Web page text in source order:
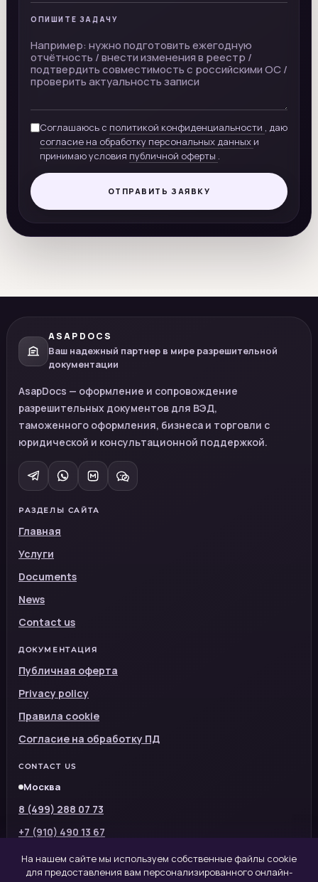
ОПИШИТЕ ЗАДАЧУ
Соглашаюсь с политикой конфиденциальности , даю
согласие на обработку персональных данных и
принимаю условия публичной оферты .
ОТПРАВИТЬ ЗАЯВКУ
ASAPDOCS
Ваш надежный партнер в мире разрешительной
документации
AsapDocs — оформление и сопровождение
разрешительных документов для ВЭД,
таможенного оформления, бизнеса и торговли с
юридической и консультационной поддержкой.
РАЗДЕЛЫ САЙТА
Главная
Услуги
Documents
News
Contact us
ДОКУМЕНТАЦИЯ
Публичная оферта
Privacy policy
Правила cookie
Согласие на обработку ПД
CONTACT US
Москва
8 (499) 288 07 73
+7 (910) 490 13 67
info@asapdocs.ru
На нашем сайте мы используем собственные файлы cookie
для предоставления вам персонализированного онлайн-